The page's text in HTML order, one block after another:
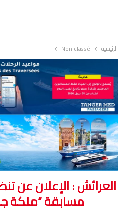
الرئيسية Non classé
العرائش : الإعلان عن
مسابقة “ملكة